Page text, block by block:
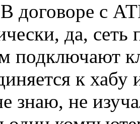
договоре с
да,
подключают
к хабу
знаю, не